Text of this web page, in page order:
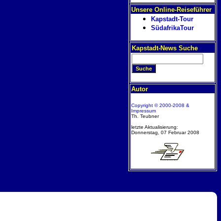
Unsere Online-Reiseführer
Kapstadt-Tour
SüdafrikaTour
Kapstadt-News Suche
Autor
Copyright © 2000-2008 &
Impressum
Th. Teubner
letzte Aktualisierung:
Donnerstag, 07 Februar 2008